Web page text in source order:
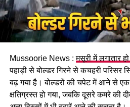
पढ़े धामी कैबिनेट के
GST संशोधित अध्यादेश को
नैनीताल हाईकोर्ट के लिए
देने का फैसला।
Mussoorie News :मसूरी में लगातार हो
पहाड़ी से बोल्डर गिरने से कचहरी परिसर
बढ़ गया है। बोल्डरों की चपेट में आने से एक
क्षतिग्रस्त हो गया, जबकि दूसरे कमरे की